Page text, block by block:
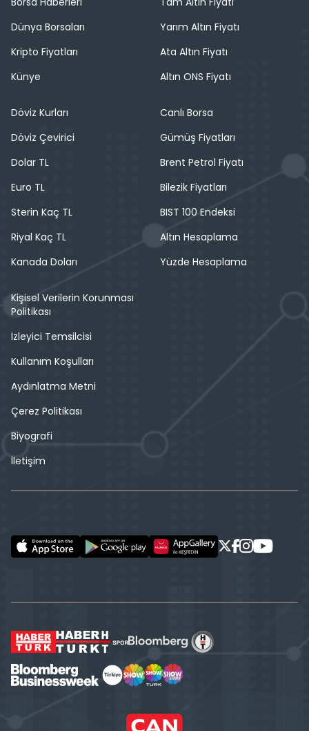
Dünya Borsaları
Kripto Fiyatları
Künye
Yarım Altın Fiyatı
Ata Altın Fiyatı
Altın ONS Fiyatı
Döviz Kurları
Döviz Çevirici
Dolar TL
Euro TL
Sterin Kaç TL
Riyal Kaç TL
Kanada Doları
Canlı Borsa
Gümüş Fiyatları
Brent Petrol Fiyatı
Bilezik Fiyatları
BIST 100 Endeksi
Altın Hesaplama
Yüzde Hesaplama
Kişisel Verilerin Korunması
Politikası
İzleyici Temsilcisi
Kullanım Koşulları
Aydınlatma Metni
Çerez Politikası
Biyografi
İletişim